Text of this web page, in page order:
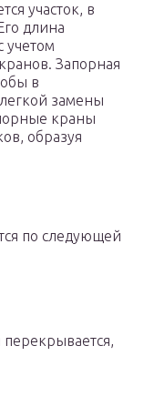
участок, в
длина
учетом
Запорная
в
замены
краны
образуя
по следующей